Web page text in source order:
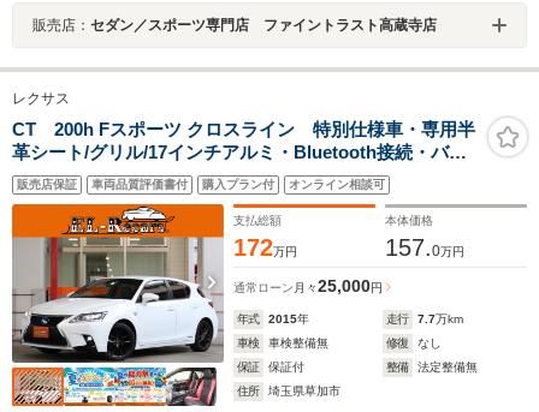
販売店： セダン／スポーツ専門店 ファイントラスト高蔵寺店
レクサス
CT 200h Fスポーツ クロスライン 特別仕様車・専用半
革シート/グリル/17インチアルミ・Bluetooth接続・バッ
クカメラ・パワーシート&シートヒーター・ドライブレコ
ーダー・LEDヘッドライト&フォグ・ETC・スマートキー
販売店保証 車両品質評価書付 購入プラン付 オンライン相談可
支払総額
172万円
本体価格
157.0万円
通常ローン 月々25,000円
年式 2015年 走行 7.7万km
車検
車検整備無 修復
なし
保証
保証付 整備
法定整備無
住所
埼玉県草加市